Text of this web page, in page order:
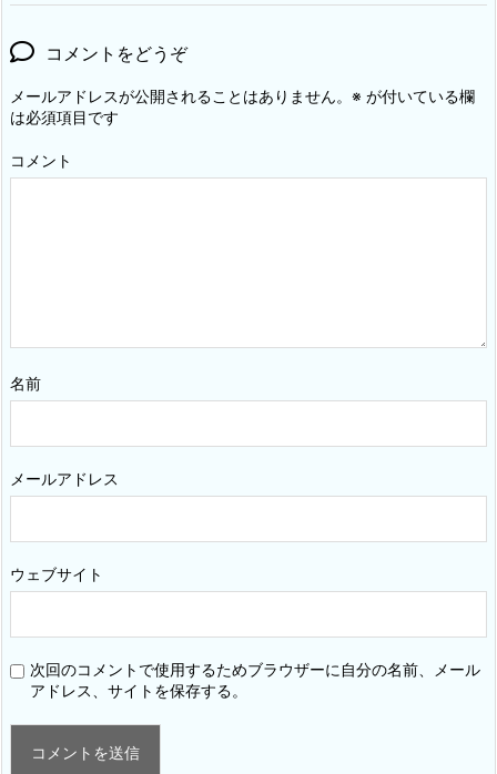
コメントをどうぞ
メールアドレスが公開されることはありません。 ※ が付いている欄
は必須項目です
コメント
名前
メールアドレス
ウェブサイト
次回のコメントで使用するためブラウザーに自分の名前、メール
アドレス、サイトを保存する。